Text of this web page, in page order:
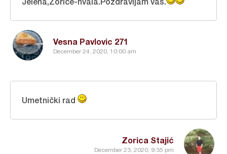
Vesna Pavlovic 271
December 24, 2020, 10:00 am
Zorica Stajić
December 23, 2020, 9:35 pm
Umetnički rad